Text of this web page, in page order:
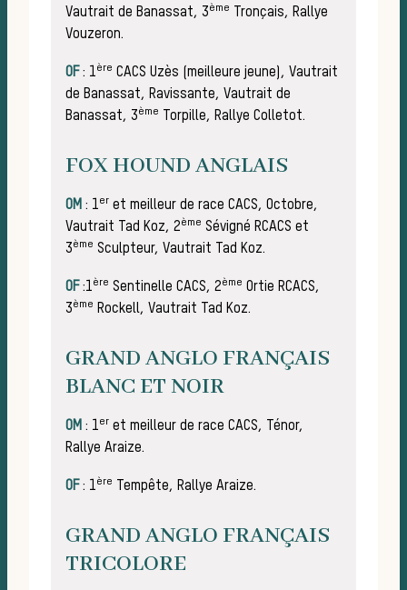
Vautrait de Banassat, 3ème
Tronçais, Rallye
Vouzeron.
OF: 1ère CACS Uzès (meilleure jeune), Vautrait
de Banassat, Ravissante, Vautrait de
Banassat, 3ème Torpille, Rallye Colletot.
FOX HOUND ANGLAIS
OM : 1er et meilleur de race CACS, Octobre,
Vautrait Tad Koz, 2ème Sévigné RCACS et
3ème Sculpteur, Vautrait Tad Koz.
OF:1ère Sentinelle CACS, 2ème Ortie RCACS,
3ème Rockell, Vautrait Tad Koz.
GRAND ANGLO FRANÇAIS
BLANC ET NOIR
OM : 1er et meilleur de race CACS, Ténor,
Rallye Araize.
OF: 1ère Tempête, Rallye Araize.
GRAND ANGLO FRANÇAIS
TRICOLORE